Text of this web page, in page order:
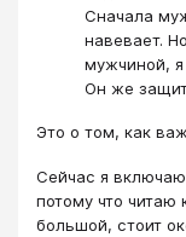
Сначала
навевает.
мужчиной,
Он же
Это о том, как
Сейчас я
потому что читаю
большой, стоит